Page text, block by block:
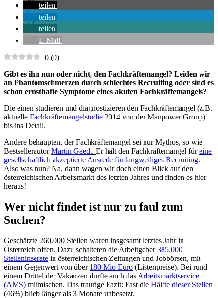
teilen
teilen
teilen
E-Mail
0 (0)
Gibt es ihn nun oder nicht, den Fachkräftemangel? Leiden wir
an Phantomschmerzen durch schlechtes Recruiting oder sind es
schon ernsthafte Symptome eines akuten Fachkräftemangels?
Die einen studieren und diagnostizieren den Fachkräftemangel (z.B.
aktuelle Fachkräftemangelstudie 2014 von der Manpower Group)
bis ins Detail.
Andere behaupten, der Fachkräftemangel sei nur Mythos, so wie
BestsellerautorMartin Gaedt. Er hält den Fachkräftemangel füreine
gesellschaftlich akzeptierte Ausrede für langweiliges Recruiting.
Also was nun? Na, dann wagen wir doch einen Blick auf den
österreichischen Arbeitsmarkt des letzten Jahres und finden es hier
heraus!
Wer nicht findet ist nur zu faul zum
Suchen?
Geschätzte 260.000 Stellen waren insgesamt letztes Jahr in
Österreich offen. Dazu schalteten die Arbeitgeber385.000
Stelleninserate in österreichischen Zeitungen und Jobbörsen, mit
einem Gegenwert von über 180 Mio Euro (Listenpreise). Bei rund
einem Drittel der Vakanzen durfte auch das Arbeitsmarktservice
(AMS) mitmischen. Das traurige Fazit: Fast die Hälfte dieser Stellen
(46%) blieb länger als 3 Monate unbesetzt.